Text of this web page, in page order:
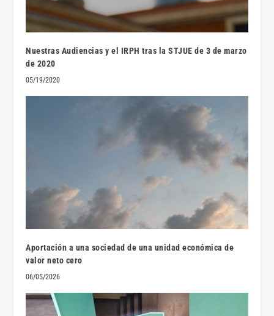
Nuestras Audiencias y el IRPH tras la STJUE de 3 de marzo
de 2020
05/19/2020
Aportación a una sociedad de una unidad económica de
valor neto cero
06/05/2026